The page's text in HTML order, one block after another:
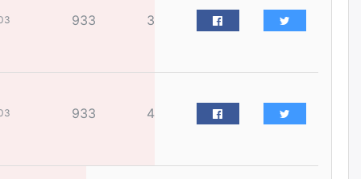
эцсийн гэрээг есдүгээр сард
байгуулбал Тавантолгойн
метан хийн үйлдвэрлэлийн
Ханын материалд эхний
ээлжийн 6 блок орон сууцны
өчигдѳр
933 3
933 4